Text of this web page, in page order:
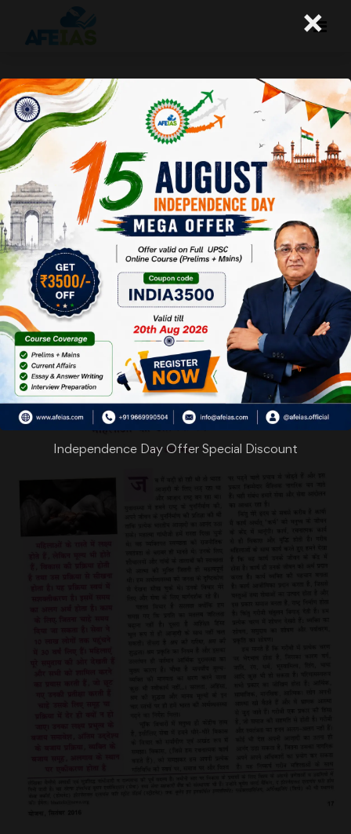
योजना:महिला का आर्थिक सशक्तीकरण (01-
10-16)
Afeias 01 Oct 2016
To Download Click Here
×
Independence Day Offer Special Discount